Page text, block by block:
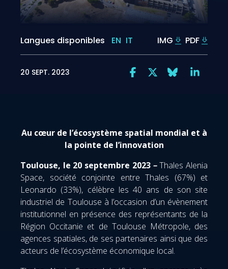
Langues disponibles EN IT IMG PDF
20 SEPT. 2023
Au cœur de l’écosystème spatial mondial et à
la pointe de l’innovation
Toulouse, le 20 septembre 2023–Thales Alenia
Space, société conjointe entre Thales (67%) et
Leonardo (33%), célèbre les 40 ans de son site
industriel de Toulouse à l’occasion d’un évènement
institutionnel en présence des représentants de la
Région Occitanie et de Toulouse Métropole, des
agences spatiales, de ses partenaires ainsi que des
acteurs de l’écosystème économique local.